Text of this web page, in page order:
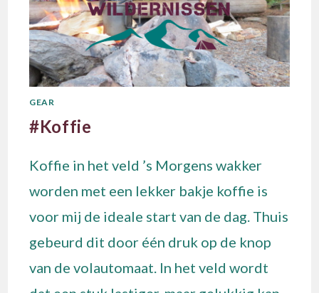
GEAR
#Koffie
Koffie in het veld ’s Morgens wakker
worden met een lekker bakje koffie is
voor mij de ideale start van de dag. Thuis
gebeurd dit door één druk op de knop
van de volautomaat. In het veld wordt